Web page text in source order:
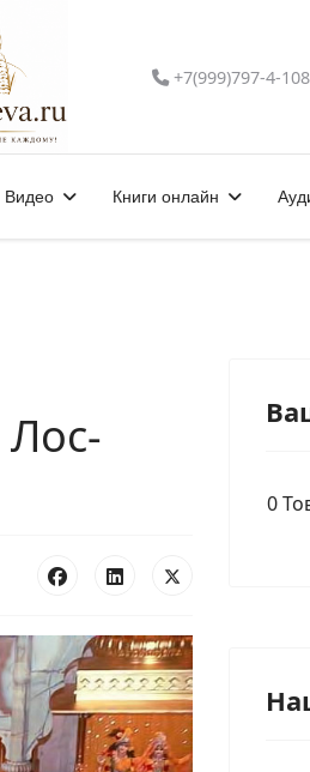
+7(999)797-4-108
Видео Книги онлайн
0